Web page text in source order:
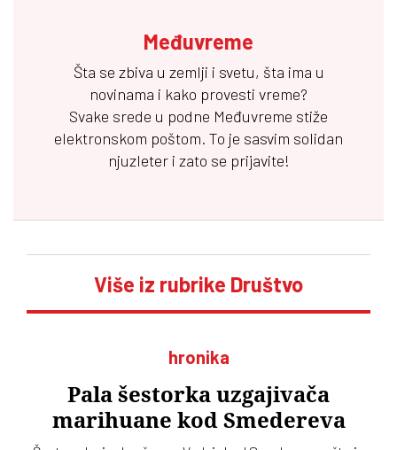
Međuvreme
Šta se zbiva u zemlji i svetu, šta ima u
novinama i kako provesti vreme?
Svake srede u podne Međuvreme stiže
elektronskom poštom. To je sasvim solidan
njuzleter i zato se prijavite!
Više iz rubrike Društvo
hronika
Pala šestorka uzgajivača
marihuane kod Smedereva